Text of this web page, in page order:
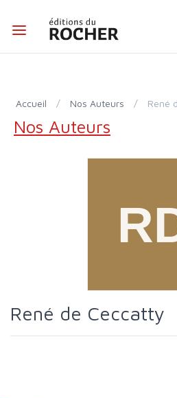
Accueil / Nos Auteurs /
Nos Auteurs
René de Ceccatty